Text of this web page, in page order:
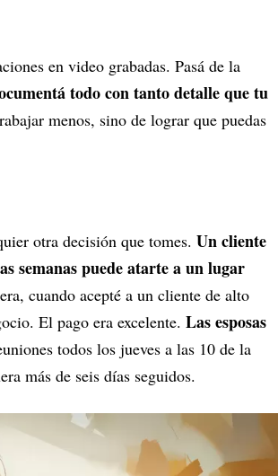
en video grabadas. Pasá de la
todo con tanto detalle que tu
menos, sino de lograr que puedas
otra decisión que tomes. Un cliente
semanas puede atarte a un lugar
cuando acepté a un cliente de alto
El pago era excelente. Las esposas
todos los jueves a las 10 de la
más de seis días seguidos.